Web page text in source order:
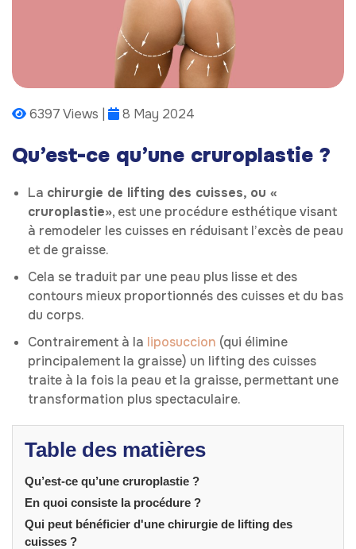
6397 Views | 8 May 2024
Qu’est-ce qu’une cruroplastie ?
La chirurgie de lifting des cuisses, ou «
cruroplastie», est une procédure esthétique visant
à remodeler les cuisses en réduisant l’excès de peau
et de graisse.
Cela se traduit par une peau plus lisse et des
contours mieux proportionnés des cuisses et du bas
du corps.
Contrairement à la liposuccion (qui élimine
principalement la graisse) un lifting des cuisses
traite à la fois la peau et la graisse, permettant une
transformation plus spectaculaire.
Table des matières
Qu’est-ce qu’une cruroplastie ?
En quoi consiste la procédure ?
Qui peut bénéficier d'une chirurgie de lifting des
cuisses ?